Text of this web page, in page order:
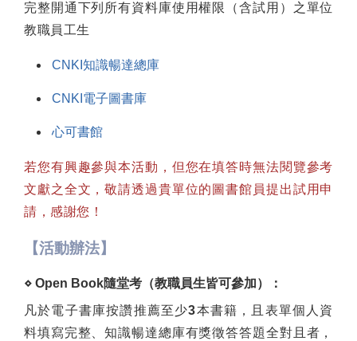
完整開通下列所有資料庫使用權限（含試用）之單位
教職員工生
CNKI知識暢達總庫
CNKI電子圖書庫
心可書館
若您有興趣參與本活動，但您在填答時無法閱覽參考
文獻之全文，敬請透過貴單位的圖書館員提出試用申
請，感謝您！
【活動辦法】
⋄ Open Book隨堂考（教職員生皆可參加）：
凡於電子書庫按讚推薦至少3本書籍，且表單個人資
料填寫完整、知識暢達總庫有獎徵答答題全對且者，